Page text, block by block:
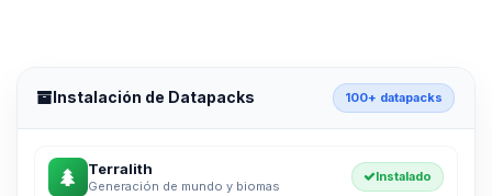
Instalación de Datapacks 100+ datapacks
Terralith
Generación de mundo y biomas
Instalado